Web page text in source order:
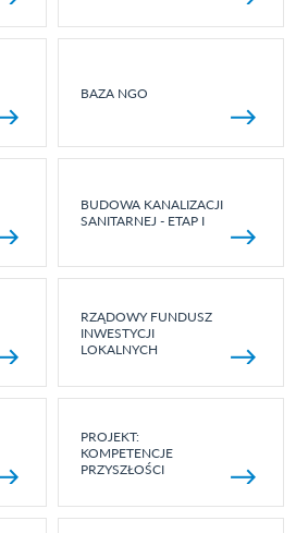
BAZA NGO
BUDOWA KANALIZACJI
SANITARNEJ - ETAP I
RZĄDOWY FUNDUSZ
INWESTYCJI
LOKALNYCH
PROJEKT:
KOMPETENCJE
PRZYSZŁOŚCI